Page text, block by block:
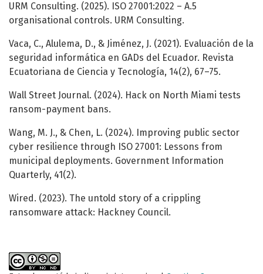
URM Consulting. (2025). ISO 27001:2022 – A.5
organisational controls. URM Consulting.
Vaca, C., Alulema, D., & Jiménez, J. (2021). Evaluación de la
seguridad informática en GADs del Ecuador. Revista
Ecuatoriana de Ciencia y Tecnología, 14(2), 67–75.
Wall Street Journal. (2024). Hack on North Miami tests
ransom-payment bans.
Wang, M. J., & Chen, L. (2024). Improving public sector
cyber resilience through ISO 27001: Lessons from
municipal deployments. Government Information
Quarterly, 41(2).
Wired. (2023). The untold story of a crippling
ransomware attack: Hackney Council.